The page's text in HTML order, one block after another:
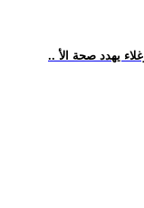
يهدد صحة الأ